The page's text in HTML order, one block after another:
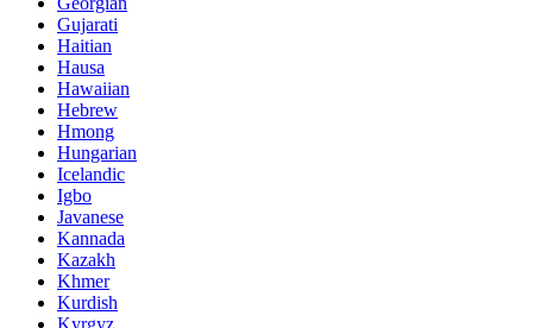
Gujarati
Haitian
Hausa
Hawaiian
Hebrew
Hmong
Hungarian
Icelandic
Igbo
Javanese
Kannada
Kazakh
Khmer
Kurdish
Kyrgyz